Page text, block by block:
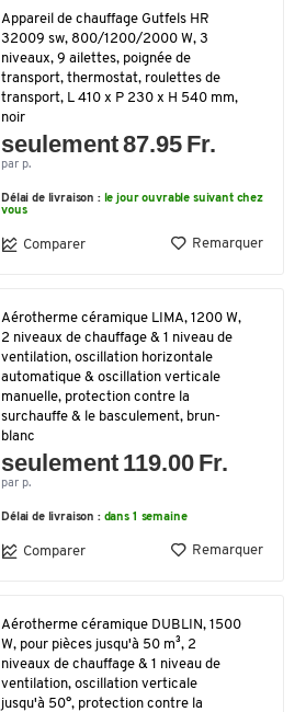
Appareil de chauffage Gutfels HR
32009 sw, 800/1200/2000 W, 3
niveaux, 9 ailettes, poignée de
transport, thermostat, roulettes de
transport, L 410 x P 230 x H 540 mm,
noir
seulement 87.95 Fr.
par p.
Délai de livraison : le jour ouvrable suivant chez
vous
Comparer Remarquer
Aérotherme céramique LIMA, 1200 W,
2 niveaux de chauffage & 1 niveau de
ventilation, oscillation horizontale
automatique & oscillation verticale
manuelle, protection contre la
surchauffe & le basculement, brun-
blanc
seulement 119.00 Fr.
par p.
Délai de livraison : dans 1 semaine
Comparer Remarquer
Aérotherme céramique DUBLIN, 1500
W, pour pièces jusqu'à 50 m³, 2
niveaux de chauffage & 1 niveau de
ventilation, oscillation verticale
jusqu'à 50°, protection contre la